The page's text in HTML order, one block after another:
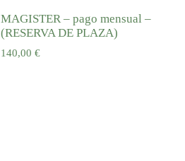
MAGISTER – pago mensual –
(RESERVA DE PLAZA)
140,00 €